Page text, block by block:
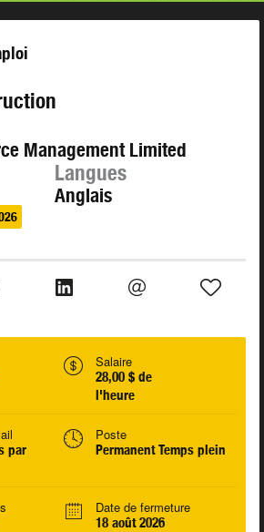
Management Limited
Langues
Anglais
Salaire
28,00 $ de
l'heure
par
Poste
Permanent Temps plein
Date de fermeture
18 août 2026